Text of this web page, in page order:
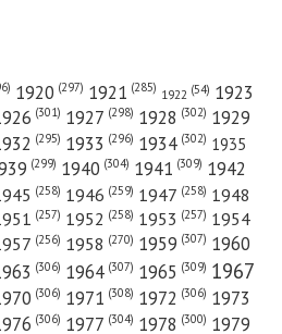
1920 (297) 1921 (285) 1922 (54) 1923
(301) 1927 (298) 1928 (302) 1929
(295) 1933 (296) 1934 (302) 1935
(299) 1940 (304) 1941 (309) 1942
(258) 1946 (259) 1947 (258) 1948
(257) 1952 (258) 1953 (257) 1954
(256) 1958 (270) 1959 (307) 1960
(306) 1964 (307) 1965 (309) 1967
(306) 1971 (308) 1972 (306) 1973
(306) 1977 (304) 1978 (300) 1979